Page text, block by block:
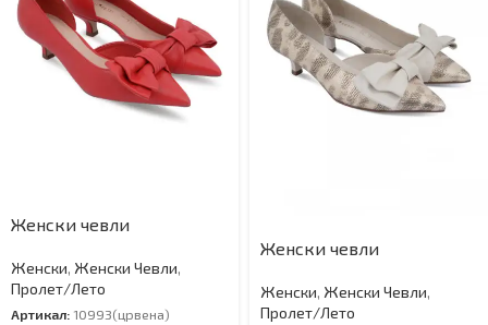
Женски чевли
Женски, Женски Чевли,
Пролет/Лето
Артикал: 10993(црвена)
Женски чевли
Женски, Женски Чевли,
Пролет/Лето